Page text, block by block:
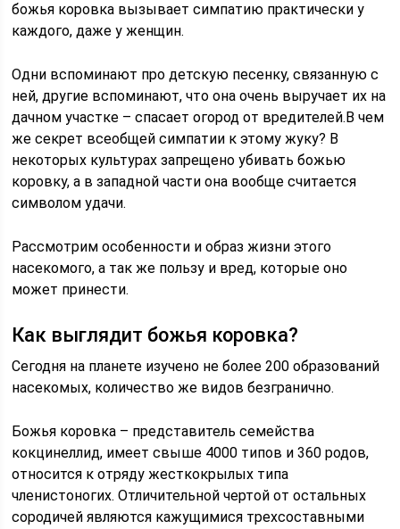
божья коровка вызывает симпатию практически у
каждого, даже у женщин.
Одни вспоминают про детскую песенку, связанную с
ней, другие вспоминают, что она очень выручает их на
дачном участке – спасает огород от вредителей.В чем
же секрет всеобщей симпатии к этому жуку? В
некоторых культурах запрещено убивать божью
коровку, а в западной части она вообще считается
символом удачи.
Рассмотрим особенности и образ жизни этого
насекомого, а так же пользу и вред, которые оно
может принести.
Как выглядит божья коровка?
Сегодня на планете изучено не более 200 образований
насекомых, количество же видов безгранично.
Божья коровка – представитель семейства
кокцинеллид, имеет свыше 4000 типов и 360 родов,
относится к отряду жесткокрылых типа
членистоногих. Отличительной чертой от остальных
сородичей являются кажущимися трехсоставными